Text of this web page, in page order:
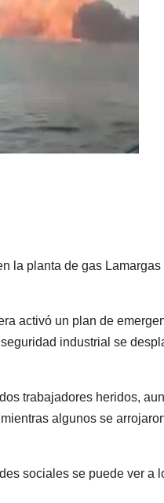
la planta de gas Lamargas
activó un plan de
industrial se
trabajadores heridos,
algunos se
sociales se puede ver a